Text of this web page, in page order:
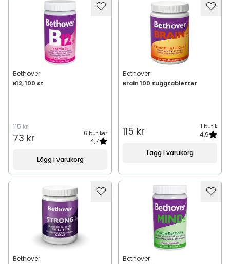
Bethover
B12, 100 st
115 kr
73 kr 6 butiker
4,7
Lägg i varukorg
Bethover
Brain 100 tuggtabletter
115 kr 1 butik
4,9
Lägg i varukorg
Bethover Bethover